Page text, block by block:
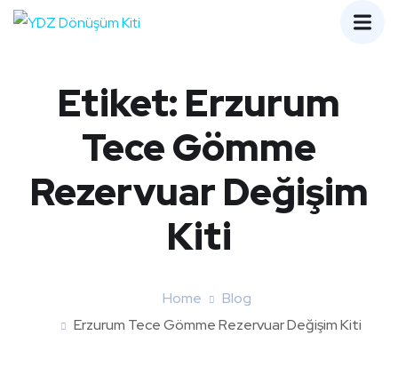
Etiket:Erzurum
Tece Gömme
Rezervuar Değişim
Kiti
Home
Blog
Erzurum Tece Gömme Rezervuar Değişim Kiti